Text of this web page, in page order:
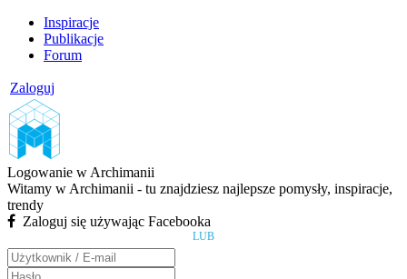
Inspiracje
Publikacje
Forum
Zaloguj
Logowanie w Archimanii
Witamy w Archimanii - tu znajdziesz najlepsze pomysły, inspiracje,
trendy
Zaloguj się używając Facebooka
LUB